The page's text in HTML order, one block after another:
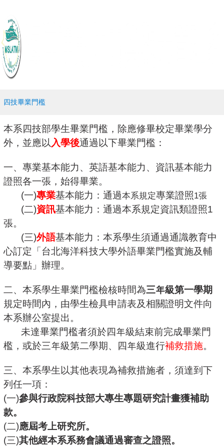
四技畢業門檻
本系四技部學生畢業門檻，除應修畢校定畢業學分
外，並應以 入學後通過以下畢業門檻：
一、專業基本能力、英語基本能力、資訊基本能力
證照各一張，始得畢業。
(一)專業基本能力：通過本系規定專業證照1張
(二)資訊基本能力：通過本系規定資訊類證照1
張。
(三)外語基本能力：本系學生須通過通識教育中
心訂定「台北海洋科技大學外語畢業門檻實施及輔
導要點」辦理。
二、本系學生畢業門檻檢核時間為三年級第一學期
規定時間內，由學生檢具申請表及相關證明文件向
本系辦公室提出。
未達畢業門檻者須於四年級結束前完成畢業門
檻，或於三年級第二學期、四年級進行補救措施。
三、本系學生以其他表現為補救措施者，須達到下
列任一項：
(一)參與行政院科技部大專生專題研究計畫獲補助
款。
(二)應屆考上研究所。
(三)其他經本系系務會議通過審查之證照。